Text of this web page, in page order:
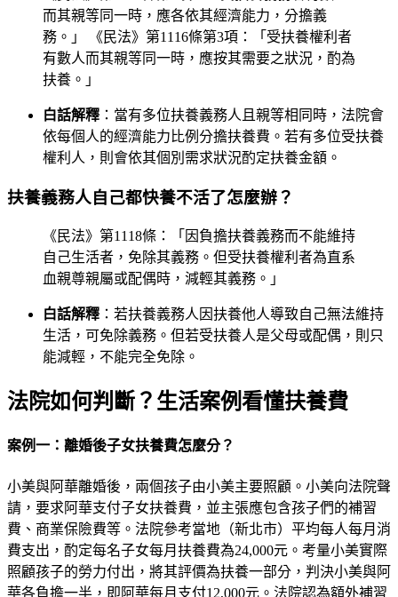
而其親等同一時，應各依其經濟能力，分擔義
務。」 《民法》第1116條第3項：「受扶養權利者
有數人而其親等同一時，應按其需要之狀況，酌為
扶養。」
白話解釋 ：當有多位扶養義務人且親等相同時，法院會
依每個人的經濟能力比例分擔扶養費。若有多位受扶養
權利人，則會依其個別需求狀況酌定扶養金額。
扶養義務人自己都快養不活了怎麼辦？
《民法》第1118條：「因負擔扶養義務而不能維持
自己生活者，免除其義務。但受扶養權利者為直系
血親尊親屬或配偶時，減輕其義務。」
白話解釋 ：若扶養義務人因扶養他人導致自己無法維持
生活，可免除義務。但若受扶養人是父母或配偶，則只
能減輕，不能完全免除。
法院如何判斷？生活案例看懂扶養費
案例一：離婚後子女扶養費怎麼分？
小美與阿華離婚後，兩個孩子由小美主要照顧。小美向法院聲
請，要求阿華支付子女扶養費，並主張應包含孩子們的補習
費、商業保險費等。法院參考當地（新北市）平均每人每月消
費支出，酌定每名子女每月扶養費為24,000元。考量小美實際
照顧孩子的勞力付出，將其評價為扶養一部分，判決小美與阿
華各負擔一半，即阿華每月支付12,000元。法院認為額外補習